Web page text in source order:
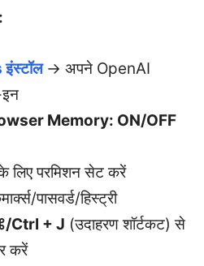
→ अपने OpenAI
Memory: ON/OFF
लिए परमिशन सेट करें
पासवर्ड/हिस्ट्री
Ctrl + J (उदाहरण शॉर्टकट) से
करें